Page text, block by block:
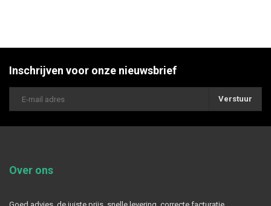
Inschrijven voor onze nieuwsbrief
Verstuur
Over ons